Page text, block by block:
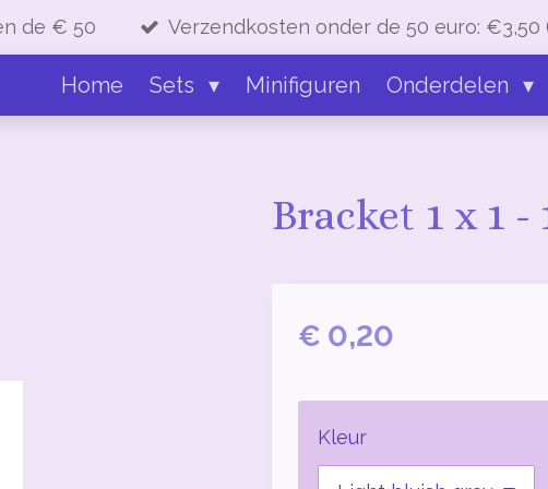
de € 50 Verzendkosten onder de 50 euro:
Home Sets Minifiguren Onderdelen
Bracket 1 x 1 -
€ 0,20
Kleur